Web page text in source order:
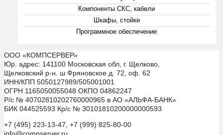
Компоненты СКС, кабели
Шкафы, стойки
Программное обеспечение
ООО «КОМПСЕРВЕР»
Юр. адрес: 141100 Московская обл, г. Щелково,
Щелковский р-н. ш Фряновское д. 72, оф. 62
ИНН/КПП 5050127989/505001001
ОГРН 1165050055048 ОКПО 04862247
Р/с № 40702810202760000965 в АО «АЛЬФА-БАНК»
БИК 044525593 Кр/с № 30101810200000000593
+7 (495) 223-13-47, +7 (999) 825-80-00